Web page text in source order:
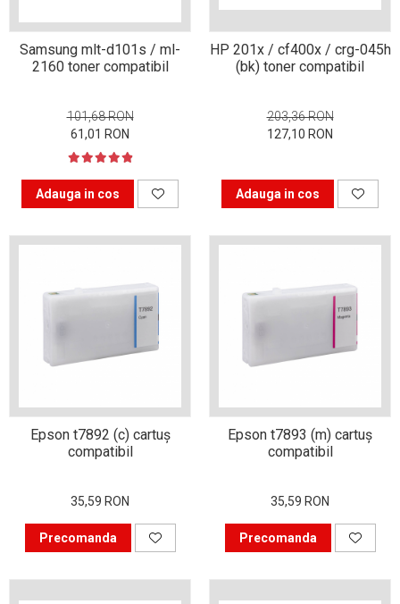
pentru imprimare?
de sesiune
digitală
5 Idei de afaceri în era
Copiatorul Xerox 914 – cel
timpurilor
Imprimante laser sau
Cum alegi copiatorul pentru
birou?
Tipuri de imprimante
pentru birou
Cum să prelungești viața
cartușelor de imprimantă
Cadouri pentru persoanele
ce lucrează de acasă
Ce să faci când nu poți
Cum să prelungești viața
Samsung mlt-d101s / ml-
2160 toner compatibil
101,68 RON
61,01 RON
Adauga in cos
HP 201x / cf400x / crg-045h
(bk) toner compatibil
203,36 RON
127,10 RON
Adauga in cos
Epson t7892 (c) cartuş
compatibil
35,59 RON
Precomanda
Epson t7893 (m) cartuş
compatibil
35,59 RON
Precomanda